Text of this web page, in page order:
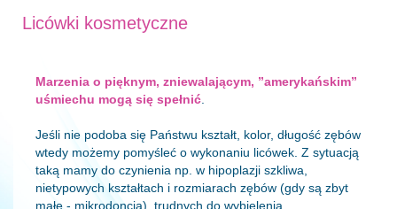
Licówki kosmetyczne
Marzenia o pięknym, zniewalającym, ”amerykańskim”
uśmiechu mogą się spełnić
Jeśli nie podoba się Państwu kształt, kolor, długość zębów
wtedy możemy pomyśleć o wykonaniu licówek. Z sytuacją
taką mamy do czynienia np. w hipoplazji szkliwa,
nietypowych kształtach i rozmiarach zębów (gdy są zbyt
małe - mikrodoncja), trudnych do wybielenia